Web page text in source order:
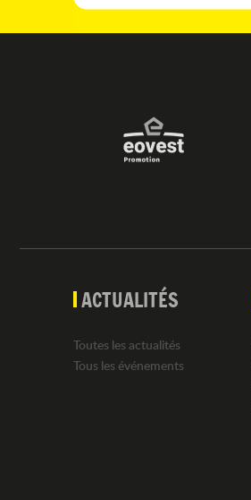
ACTUALITÉS
Toutes les actualités
Tous les événements